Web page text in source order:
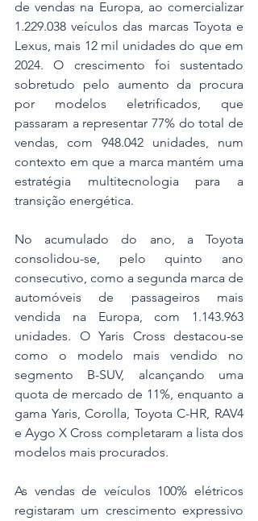
de vendas na Europa, ao comercializar
1.229.038 veículos das marcas Toyota e
Lexus, mais 12 mil unidades do que em
2024. O crescimento foi sustentado
sobretudo pelo aumento da procura
por modelos eletrificados, que
passaram a representar 77% do total de
vendas, com 948.042 unidades, num
contexto em que a marca mantém uma
estratégia multitecnologia para a
transição energética.
No acumulado do ano, a Toyota
consolidou-se, pelo quinto ano
consecutivo, como a segunda marca de
automóveis de passageiros mais
vendida na Europa, com 1.143.963
unidades. O Yaris Cross destacou-se
como o modelo mais vendido no
segmento B-SUV, alcançando uma
quota de mercado de 11%, enquanto a
gama Yaris, Corolla, Toyota C-HR, RAV4
e Aygo X Cross completaram a lista dos
modelos mais procurados.
As vendas de veículos 100% elétricos
registaram um crescimento expressivo